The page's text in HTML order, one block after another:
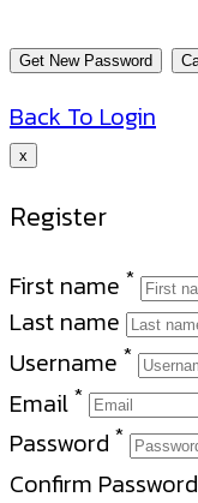
Back To Login
x
Register
First name *
Last name
Username *
Email *
Password *
Confirm Password